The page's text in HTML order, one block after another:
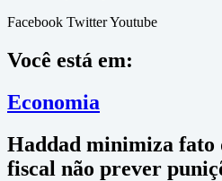
Facebook TwitterYoutube
Você está em:
Economia
Haddad minimiza fato
fiscal não prever